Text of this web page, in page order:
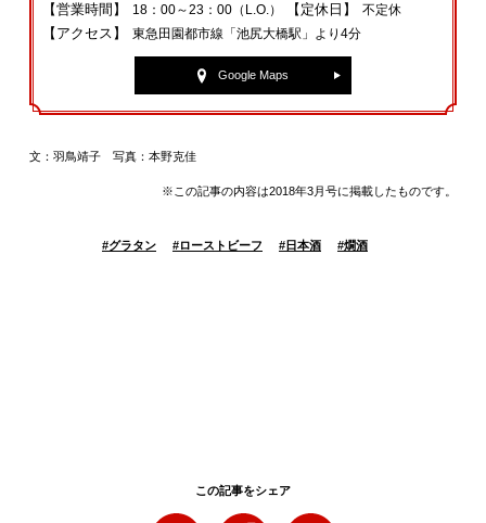
【営業時間】 18：00～23：00（L.O.） 【定休日】 不定休
【アクセス】 東急田園都市線「池尻大橋駅」より4分
Google Maps
文：羽鳥靖子 写真：本野克佳
※この記事の内容は2018年3月号に掲載したものです。
#グラタン #ローストビーフ #日本酒 #燗酒
この記事をシェア